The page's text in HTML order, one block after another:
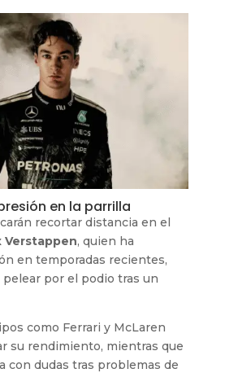
en la parrilla
recortar distancia en el
Verstappen, quien ha
en temporadas recientes,
por el podio tras un
como Ferrari y McLaren
su rendimiento, mientras que
con dudas tras problemas de